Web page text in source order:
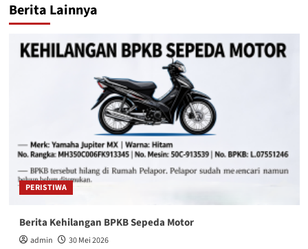
Berita Lainnya
PERISTIWA
Berita Kehilangan BPKB Sepeda Motor
admin 30 Mei 2026